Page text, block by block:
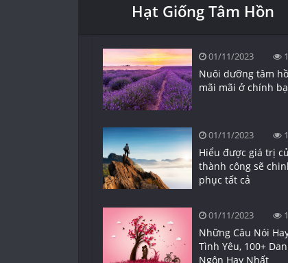
Hạt Giống Tâm Hồn
01/11/2023
Nuôi dưỡng tâm
mãi mãi ở chính
01/11/2023
Hiểu được giá trị
thành công sẽ
phục tất cả
01/11/2023
Những Câu Nói
Tình Yêu, 100+
Ngôn Hay Nhất